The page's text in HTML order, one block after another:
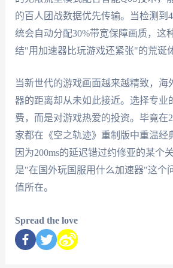
的百人团战数据优先传输。当检测到
统会自动分配30%带宽保障画质，这
结"用加速器比玩游戏还紧张"的荒诞
当新世代的游戏画面越来越精致，海
器的距离却从未如此接近。选择专业
费，而是对游戏热爱的投资。毕竟在
家都在《空之轨迹》重制版中重温经
因为200ms的延迟错过约修亚的某个
是"在国外玩国服用什么加速器"这个
值所在。
Spread the love